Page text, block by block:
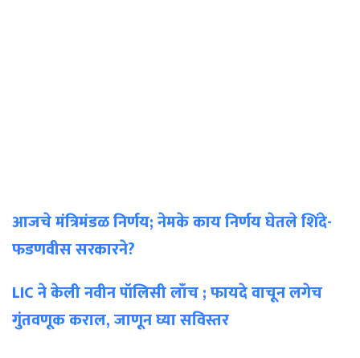
आजचे मंत्रिमंडळ निर्णय; नेमके काय निर्णय घेतले शिंदे-
फडणवीस सरकारने?
LIC ने केली नवीन पॉलिसी लाँच ; फायदे वाचून लगेच
गुंतवणूक कराल, जाणून घ्या सविस्तर